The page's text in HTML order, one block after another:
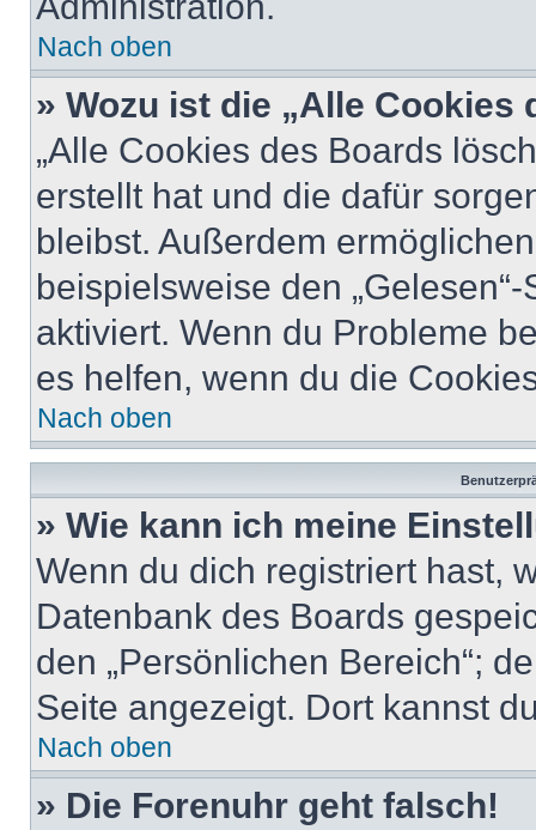
Nach oben
» Wozu ist die „Alle
„Alle Cookies des Boards
erstellt hat und die dafür
bleibst. Außerdem
beispielsweise den
aktiviert. Wenn du Probleme
es helfen, wenn du die
Nach oben
» Wie kann ich meine
Wenn du dich registriert hast,
Datenbank des Boards
den „Persönlichen Bereich“;
Seite angezeigt. Dort kannst
Nach oben
» Die Forenuhr geht falsch!